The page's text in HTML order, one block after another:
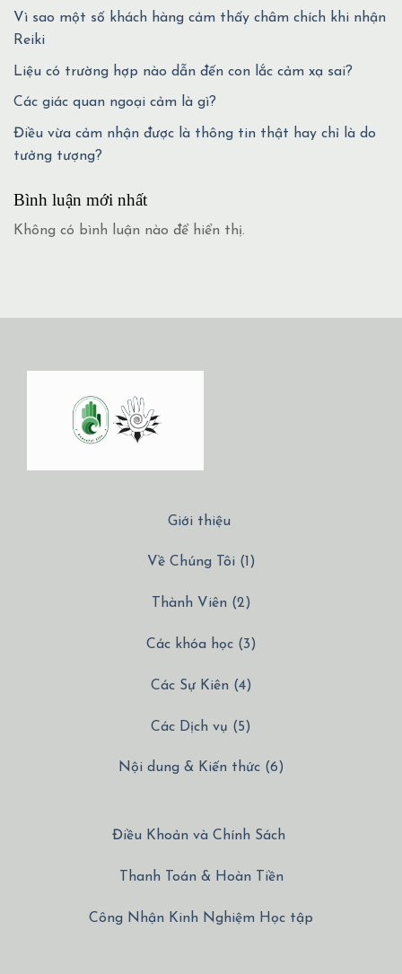
Vì sao một số khách hàng cảm thấy châm chích khi nhận
Reiki
Liệu có trường hợp nào dẫn đến con lắc cảm xạ sai?
Các giác quan ngoại cảm là gì?
Điều vừa cảm nhận được là thông tin thật hay chỉ là do
tưởng tượng?
Bình luận mới nhất
Không có bình luận nào để hiển thị.
Giới thiệu
Về Chúng Tôi (1)
Thành Viên (2)
Các khóa học (3)
Các Sự Kiên (4)
Các Dịch vụ (5)
Nội dung & Kiến thức (6)
Điều Khoản và Chính Sách
Thanh Toán & Hoàn Tiền
Công Nhận Kinh Nghiệm Học tập